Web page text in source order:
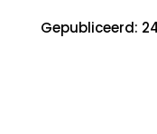
Gepubliceerd: